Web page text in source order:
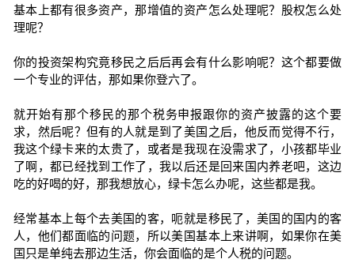
基本上都有很多资产，那增值的资产怎么处理呢？股权怎么处
理呢？
你的投资架构究竟移民之后后再会有什么影响呢？这个都要做
一个专业的评估，那如果你登六了。
就开始有那个移民的那个税务申报跟你的资产披露的这个要
求，然后呢？但有的人就是到了美国之后，他反而觉得不行，
我这个绿卡来的太贵了，或者是我现在没需求了，小孩都毕业
了啊，都已经找到工作了，我以后还是回来国内养老吧，这边
吃的好喝的好，那我想放心，绿卡怎么办呢，这些都是我。
经常基本上每个去美国的客，呃就是移民了，美国的国内的客
人，他们都面临的问题，所以美国基本上来讲啊，如果你在美
国只是单纯去那边生活，你会面临的是个人税的问题。